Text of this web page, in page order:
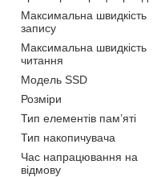
Максимальна швидкість
запису
Максимальна швидкість
читання
Модель SSD
Розміри
Тип елементів пам’яті
Тип накопичувача
Час напрацювання на
відмову